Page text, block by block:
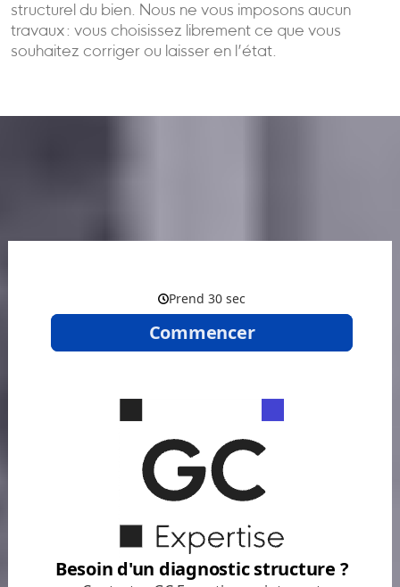
structurel du bien. Nous ne vous imposons aucun
travaux : vous choisissez librement ce que vous
souhaitez corriger ou laisser en l’état.